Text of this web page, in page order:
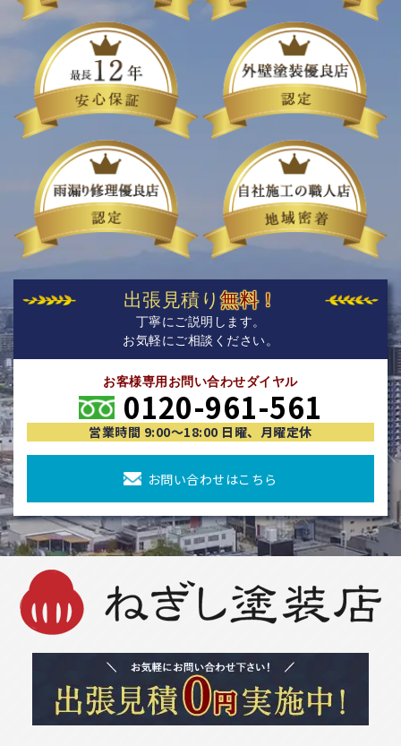
出張見積り無料！
丁寧にご説明します。
お気軽にご相談ください。
お客様専用お問い合わせダイヤル
0120-961-561
営業時間 9:00〜18:00 日曜、月曜定休
お問い合わせはこちら